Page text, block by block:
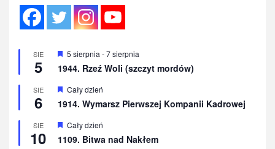
SIE
5
Wyróżnione
5 sierpnia -7 sierpnia
1944. Rzeź Woli (szczyt mordów)
SIE
6
Wyróżnione
Cały dzień
1914. Wymarsz Pierwszej Kompanii Kadrowej
SIE
10
Wyróżnione
Cały dzień
1109. Bitwa nad Nakłem